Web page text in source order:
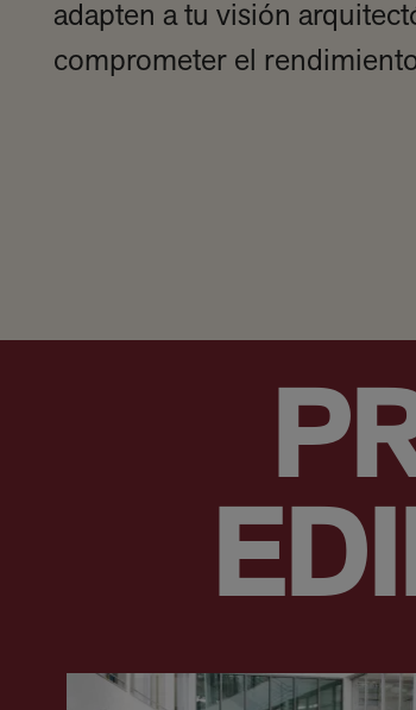
adapten a tu visión
comprometer el